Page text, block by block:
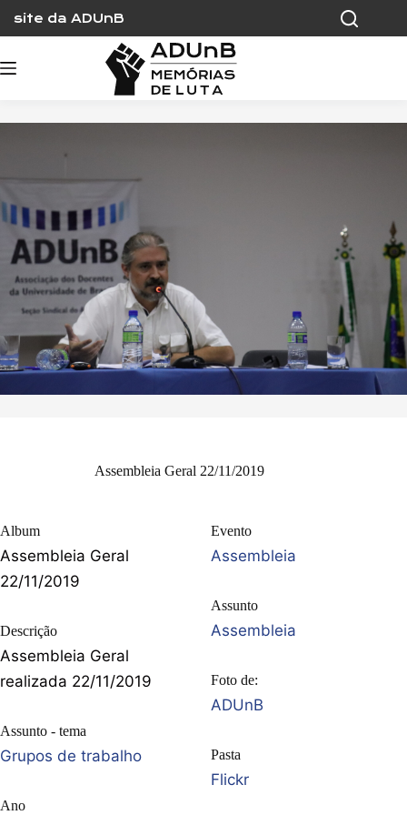
content
site da ADUnB
Assembleia Geral 22/11/2019
Album
Assembleia Geral
22/11/2019
Descrição
Assembleia Geral
realizada 22/11/2019
Assunto - tema
Grupos de trabalho
Ano
Evento
Assembleia
Assunto
Assembleia
Foto de:
ADUnB
Pasta
Flickr